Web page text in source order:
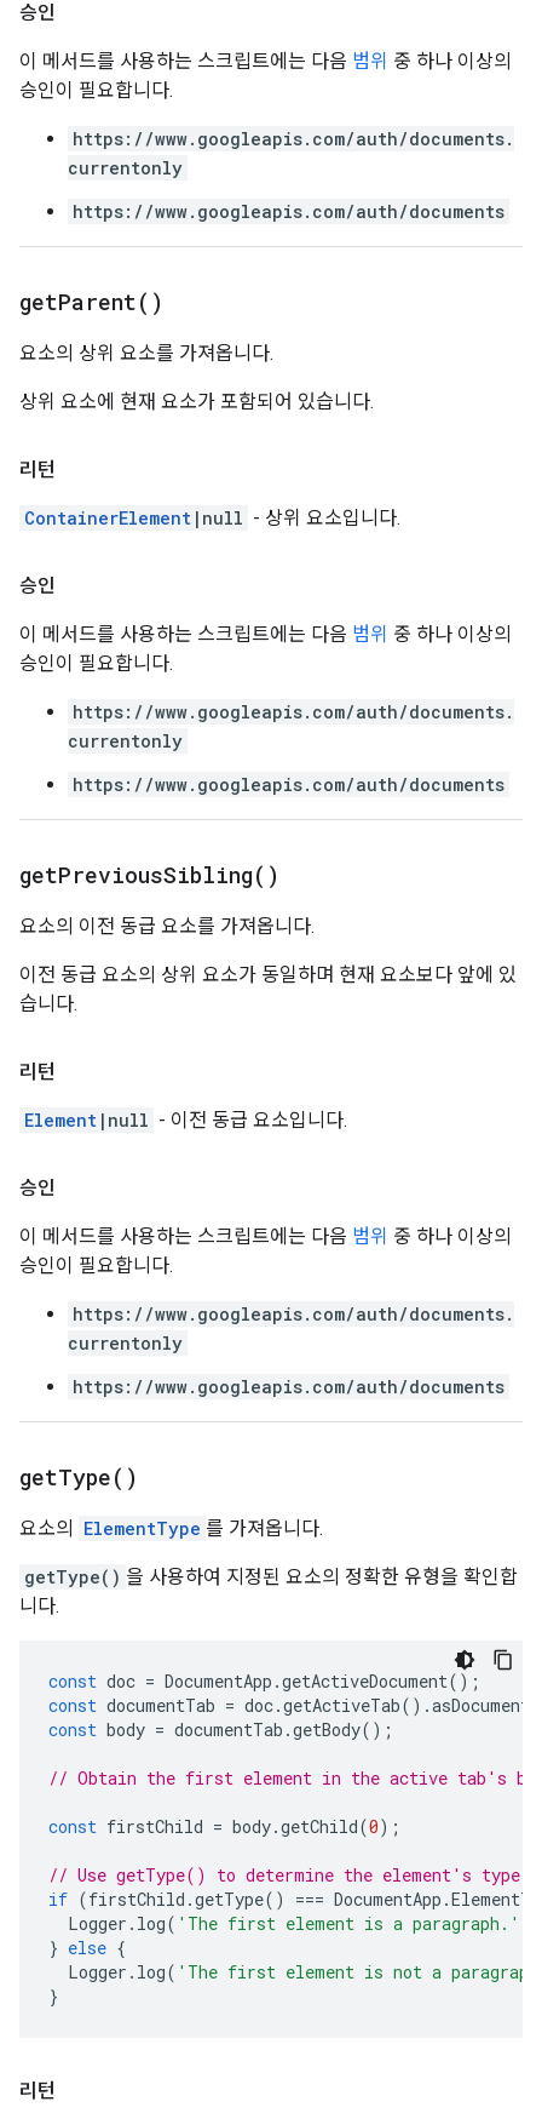
승인
이 메서드를 사용하는 스크립트에는 다음 범위 중 하나 이상의
승인이 필요합니다.
https://www.googleapis.com/auth/documents.
currentonly
https://www.googleapis.com/auth/documents
getParent( )
요소의 상위 요소를 가져옵니다.
상위 요소에 현재 요소가 포함되어 있습니다.
리턴
ContainerElement |null - 상위 요소입니다.
승인
이 메서드를 사용하는 스크립트에는 다음 범위 중 하나 이상의
승인이 필요합니다.
https://www.googleapis.com/auth/documents.
currentonly
https://www.googleapis.com/auth/documents
getPreviousSibling( )
요소의 이전 동급 요소를 가져옵니다.
이전 동급 요소의 상위 요소가 동일하며 현재 요소보다 앞에 있
습니다.
리턴
Element |null - 이전 동급 요소입니다.
승인
이 메서드를 사용하는 스크립트에는 다음 범위 중 하나 이상의
승인이 필요합니다.
https://www.googleapis.com/auth/documents.
currentonly
https://www.googleapis.com/auth/documents
getType( )
요소의 ElementType 를 가져옵니다.
getType() 을 사용하여 지정된 요소의 정확한 유형을 확인합
니다.
const doc = DocumentApp .getActiveDocument();
const documentTab = doc.getActiveTab().
const body = documentTab .getBody();
// Obtain the first element in the active tab's
const firstChild = body.getChild(0);
// Use getType() to determine the element's type.
if (firstChild .getType() === DocumentApp .
Logger . log( 'The first element is a paragraph.'
} else {
Logger . log( 'The first element is not a
}
리턴